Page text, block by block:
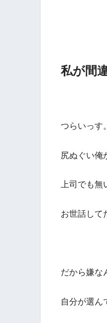
私が間
つらいっす。
尻ぬぐい俺
上司でも無
お世話して
だから嫌な
自分が選ん